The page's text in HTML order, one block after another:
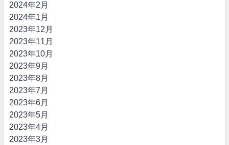
2024年2月
2024年1月
2023年12月
2023年11月
2023年10月
2023年9月
2023年8月
2023年7月
2023年6月
2023年5月
2023年4月
2023年3月